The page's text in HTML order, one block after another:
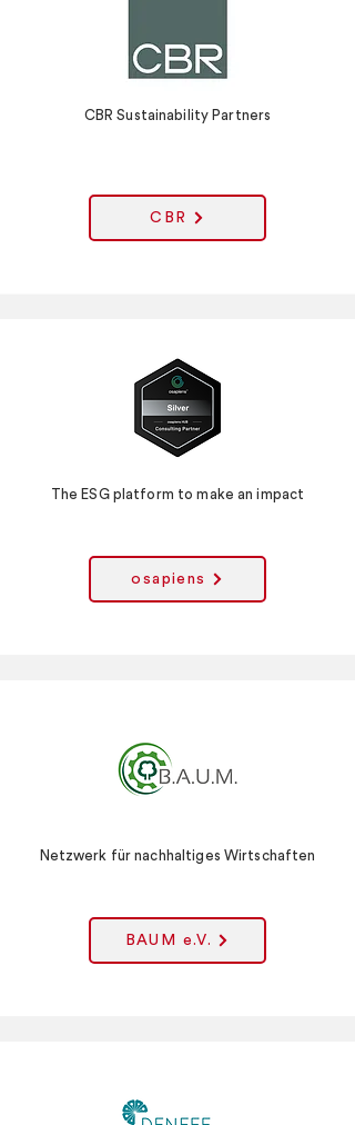
CBR Sustainability Partners
CBR
The ESG platform to make an impact
osapiens
Netzwerk für nachhaltiges Wirtschaften
BAUM e.V.